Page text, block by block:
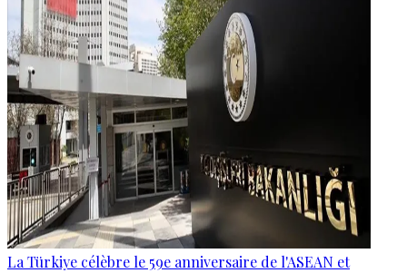
La Türkiye célèbre le 59e anniversaire de l'ASEAN et